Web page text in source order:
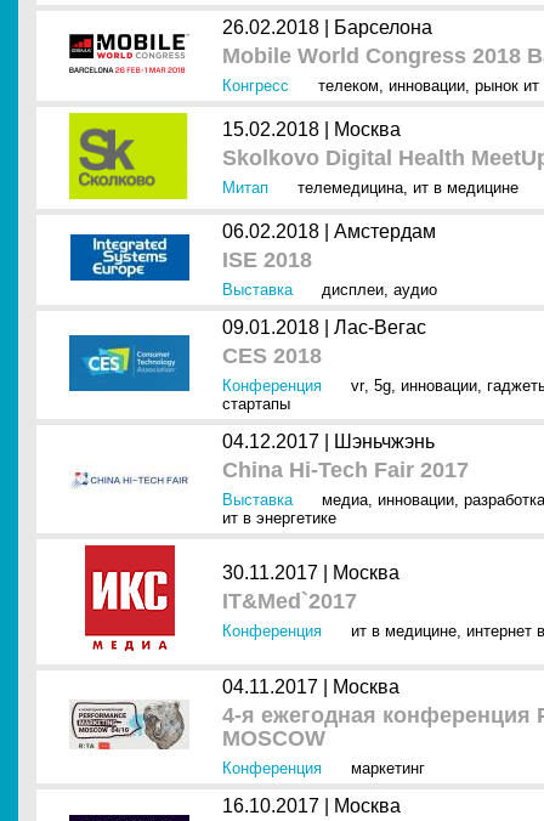
26.02.2018 | Барселона
Mobile World Congress 2018
Конгресс телеком, инновации, рынок ит
15.02.2018 | Москва
Skolkovo Digital Health
Митап телемедицина, ит в медицине
06.02.2018 | Амстердам
ISE 2018
Выставка дисплеи, аудио
09.01.2018 | Лас-Вегас
CES 2018
Конференция vr, 5g, инновации,
стартапы
04.12.2017 | Шэньчжэнь
China Hi-Tech Fair 2017
Выставка медиа, инновации,
ит в энергетике
30.11.2017 | Москва
IT&Med`2017
Конференция ит в медицине, интернет
04.11.2017 | Москва
4-я ежегодная конференция
MOSCOW
Конференция маркетинг
16.10.2017 | Москва